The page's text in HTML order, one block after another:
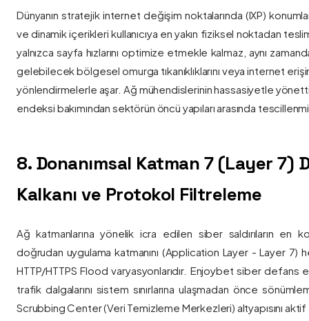
Dünyanın stratejik internet değişim noktalarında (IXP)
ve dinamik içerikleri kullanıcıya en yakın fiziksel noktadan
yalnızca sayfa hızlarını optimize etmekle kalmaz, aynı
gelebilecek bölgesel omurga tıkanıklıklarını veya internet
yönlendirmelerle aşar. Ağ mühendislerinin hassasiyetle
endeksi bakımından sektörün öncü yapıları arasında
8. Donanımsal Katman 7 (Layer 7)
Kalkanı ve Protokol Filtreleme
Ağ katmanlarına yönelik icra edilen siber saldırıların en
doğrudan uygulama katmanını (Application Layer - Layer 7)
HTTP/HTTPS Flood varyasyonlarıdır. Enjoybet siber
trafik dalgalarını sistem sınırlarına ulaşmadan önce
Scrubbing Center (Veri Temizleme Merkezleri) altyapısını